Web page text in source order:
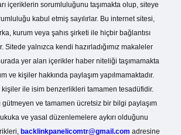
içeriklerin sorumluluğunu taşımakta olup, siteye
kabul etmiş sayılırlar. Bu internet sitesi,
kurum veya şahıs şirketi ile hiçbir bağlantısı
Sitede yalnızca kendi hazırladığımız makaleler
yer alan içerikler haber niteliği taşımamakta
ve kişiler hakkında paylaşım yapılmamaktadır.
kişiler ile isim benzerlikleri tamamen tesadüfidir.
gütmeyen ve tamamen ücretsiz bir bilgi paylaşım
ve yasal düzenlemelere aykırı olduğunu
backlinkpanelicomtr@gmail.com adresine